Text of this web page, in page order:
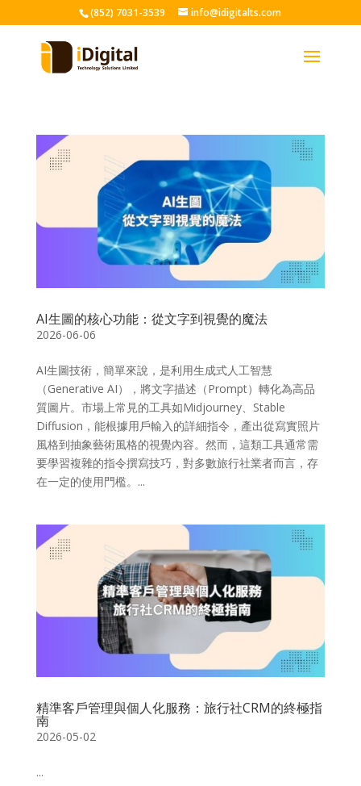
(852) 7031-3539 info@idigitalts.com
AI生圖的核心功能：從文字到視覺的魔法
2026-06-06
AI生圖技術，簡單來說，是利用生成式人工智慧
（Generative AI），將文字描述（Prompt）轉化為高品
質圖片。市場上常見的工具如Midjourney、Stable
Diffusion，能根據用戶輸入的詳細指令，產出從寫實照片
風格到抽象藝術風格的視覺內容。然而，這類工具通常需
要學習複雜的指令撰寫技巧，對多數旅行社業者而言，存
在一定的使用門檻。...
精準客戶管理與個人化服務：旅行社CRM的終極指
南
2026-05-02
...